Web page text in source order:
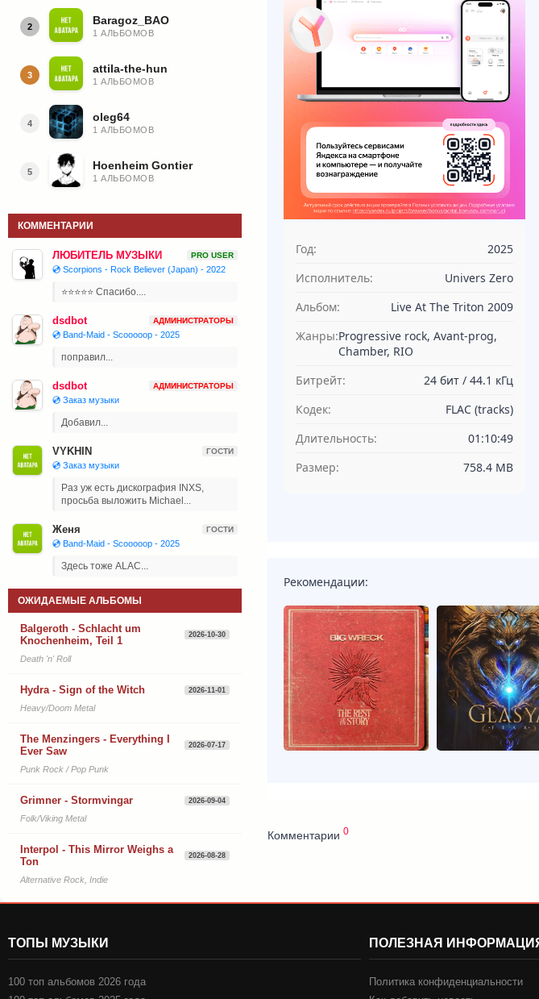
Год:
2025
Исполнитель:
Univers Zero
Альбом:
Live At The Triton 2009
Жанры:Progressive rock, Avant-prog,
Chamber, RIO
Битрейт:
24 бит / 44.1 кГц
Кодек:
FLAC (tracks)
Длительность:
01:10:49
Размер:
758.4 MB
Рекомендации:
Комментарии 0
2 Baragoz_BAO
1 АЛЬБОМОВ
3 attila-the-hun
1 АЛЬБОМОВ
4 oleg64
1 АЛЬБОМОВ
5 Hoenheim Gontier
1 АЛЬБОМОВ
КОММЕНТАРИИ
ЛЮБИТЕЛЬ МУЗЫКИ PRO USER
💿 Scorpions - Rock Believer (Japan) - 2022
⭐⭐⭐⭐⭐ Спасибо....
dsdbot АДМИНИСТРАТОРЫ
💿 Band-Maid - Scooooop - 2025
поправил...
dsdbot АДМИНИСТРАТОРЫ
💿 Заказ музыки
Добавил...
VYKHIN ГОСТИ
💿 Заказ музыки
Раз уж есть дискография INXS,
просьба выложить Michael...
Женя ГОСТИ
💿 Band-Maid - Scooooop - 2025
Здесь тоже ALAC...
ОЖИДАЕМЫЕ АЛЬБОМЫ
Balgeroth - Schlacht um
Knochenheim, Teil 1
2026-10-30
Death 'n' Roll
Hydra - Sign of the Witch 2026-11-01
Heavy/Doom Metal
The Menzingers - Everything I
Ever Saw
2026-07-17
Punk Rock / Pop Punk
Grimner - Stormvingar 2026-09-04
Folk/Viking Metal
Interpol - This Mirror Weighs a
Ton
2026-08-28
Alternative Rock, Indie
ТОПЫ МУЗЫКИ
100 топ альбомов 2026 года
ПОЛЕЗНАЯ
Политика конфиденциальности